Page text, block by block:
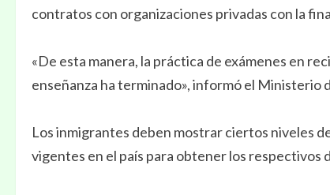
contratos con organizaciones privadas con la
«De esta manera, la práctica de exámenes en
enseñanza ha terminado», informó el Ministerio
Los inmigrantes deben mostrar ciertos niveles
vigentes en el país para obtener los respectivos